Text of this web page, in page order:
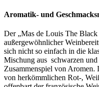
Aromatik- und
Der „Mas de Louis The
außergewöhnlicher
sich nicht so einfach in die
Mischung aus schwarzen
Zusammenspiel von Aromen.
von herkömmlichen Rot-,